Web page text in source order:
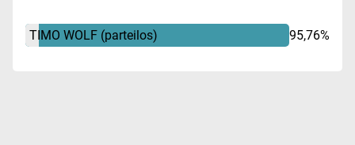
TIMO WOLF (parteilos) 95,76%